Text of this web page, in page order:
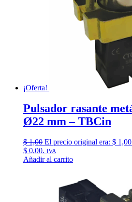
¡Oferta!
Pulsador rasante
Ø22 mm – TBCin
$1,00 El precio original era: $
$ 0,00. IVA
Añadir al carrito